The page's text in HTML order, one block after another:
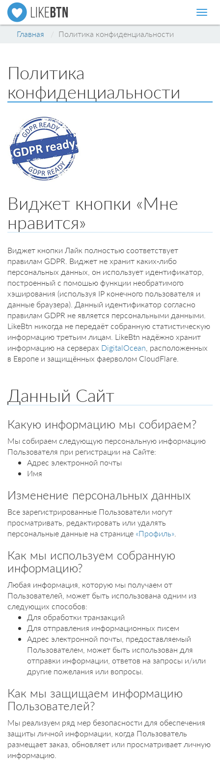
Главная Политика конфиденциальности
Политика
конфиденциальности
Виджет кнопки «Мне
нравится»
Виджет кнопки Лайк полностью соответствует
правилам GDPR. Виджет не хранит каких-либо
персональных данных, он использует идентификатор,
построенный с помошью функции необратимого
хэширования (используя IP конечного пользователя и
данные браузера). Данный идентификатор согласно
правилам GDPR не является персональными данными.
LikeBtn никогда не передаёт собранную статистическую
информацию третьим лицам. LikeBtn надёжно хранит
информацию на серверах DigitalOcean, расположенных
в Европе и защищённых фаерволом CloudFlare.
Данный Сайт
Какую информацию мы собираем?
Мы собираем следующую персональную информацию
Пользователя при регистрации на Сайте:
Адрес электронной почты
Имя
Изменение персональных данных
Все зарегистрированные Пользователи могут
просматривать, редактировать или удалять
персональные данные на странице «Профиль».
Как мы используем собранную
информацию?
Любая информация, которую мы получаем от
Пользователей, может быть использована одним из
следующих способов:
Для обработки транзакций
Для отправления информационных писем
Адрес электронной почты, предоставляемый
Пользователем, может быть использован для
отправки информации, ответов на запросы и/или
другие пожелания или вопросы.
Как мы защищаем информацию
Пользователей?
Мы реализуем ряд мер безопасности для обеспечения
защиты личной информации, когда Пользователь
размещает заказ, обновляет или просматривает личную
информацию.